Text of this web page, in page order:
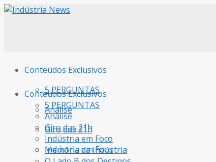
Conteúdos Exclusivos
5 PERGUNTAS
Análise
Giro das 21h
Indústria em Foco
Conteúdos Exclusivos
5 PERGUNTAS
Análise
Giro das 21h
Indústria em Foco
Memória da Indústria